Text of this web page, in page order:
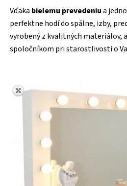
Vďaka bielemu prevedeniua
perfektne hodí do spálne, izby,
vyrobený z kvalitných materiálov,
spoločníkom pri starostlivosti o